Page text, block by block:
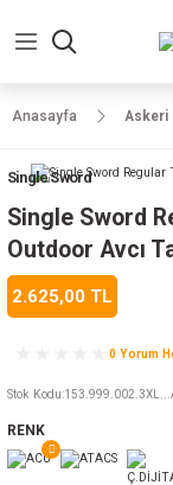
Anasayfa Askeri
Single Sword
Single Sword
Outdoor Avcı
2.625,00 TL
0 Yorum
Stok Kodu:
RENK